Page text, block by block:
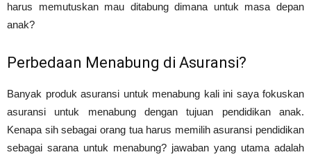
harus memutuskan mau ditabung dimana untuk masa depan
anak?
Perbedaan Menabung di Asuransi?
Banyak produk asuransi untuk menabung kali ini saya fokuskan
asuransi untuk menabung dengan tujuan pendidikan anak.
Kenapa sih sebagai orang tua harus memilih asuransi pendidikan
sebagai sarana untuk menabung? jawaban yang utama adalah